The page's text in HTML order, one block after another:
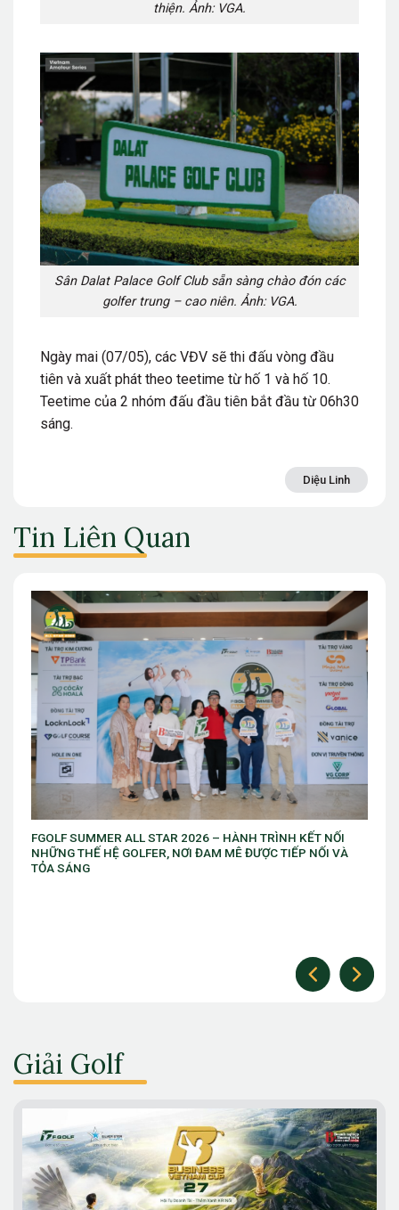
thiện. Ảnh: VGA.
Sân Dalat Palace Golf Club sẵn sàng chào đón các
golfer trung – cao niên. Ảnh: VGA.
Ngày mai (07/05), các VĐV sẽ thi đấu vòng đầu
tiên và xuất phát theo teetime từ hố 1 và hố 10.
Teetime của 2 nhóm đấu đầu tiên bắt đầu từ 06h30
sáng.
Diệu Linh
Tin Liên Quan
NỐI
VÀ
Giải vô địch golf trẻ Việt Nam Mở rộng chuẩn bị khởi
thứ 10
Giải Golf